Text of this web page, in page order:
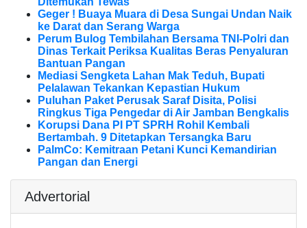
Geger ! Buaya Muara di Desa Sungai Undan Naik
ke Darat dan Serang Warga
Perum Bulog Tembilahan Bersama TNI-Polri dan
Dinas Terkait Periksa Kualitas Beras Penyaluran
Bantuan Pangan
Mediasi Sengketa Lahan Mak Teduh, Bupati
Pelalawan Tekankan Kepastian Hukum
Puluhan Paket Perusak Saraf Disita, Polisi
Ringkus Tiga Pengedar di Air Jamban Bengkalis
Korupsi Dana PI PT SPRH Rohil Kembali
Bertambah. 9 Ditetapkan Tersangka Baru
PalmCo: Kemitraan Petani Kunci Kemandirian
Pangan dan Energi
Advertorial